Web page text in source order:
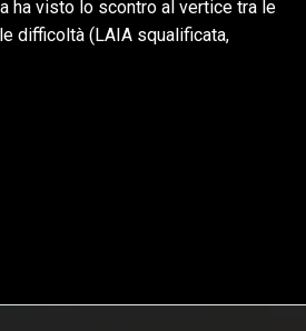
ha visto lo scontro al vertice tra le
difficoltà (LAIA squalificata,